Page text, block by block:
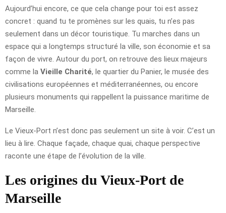
Aujourd’hui encore, ce que cela change pour toi est assez
concret : quand tu te promènes sur les quais, tu n’es pas
seulement dans un décor touristique. Tu marches dans un
espace qui a longtemps structuré la ville, son économie et sa
façon de vivre. Autour du port, on retrouve des lieux majeurs
comme la Vieille Charité, le quartier du Panier, le musée des
civilisations européennes et méditerranéennes, ou encore
plusieurs monuments qui rappellent la puissance maritime de
Marseille.
Le Vieux-Port n’est donc pas seulement un site à voir. C’est un
lieu à lire. Chaque façade, chaque quai, chaque perspective
raconte une étape de l’évolution de la ville.
Les origines du Vieux-Port de
Marseille